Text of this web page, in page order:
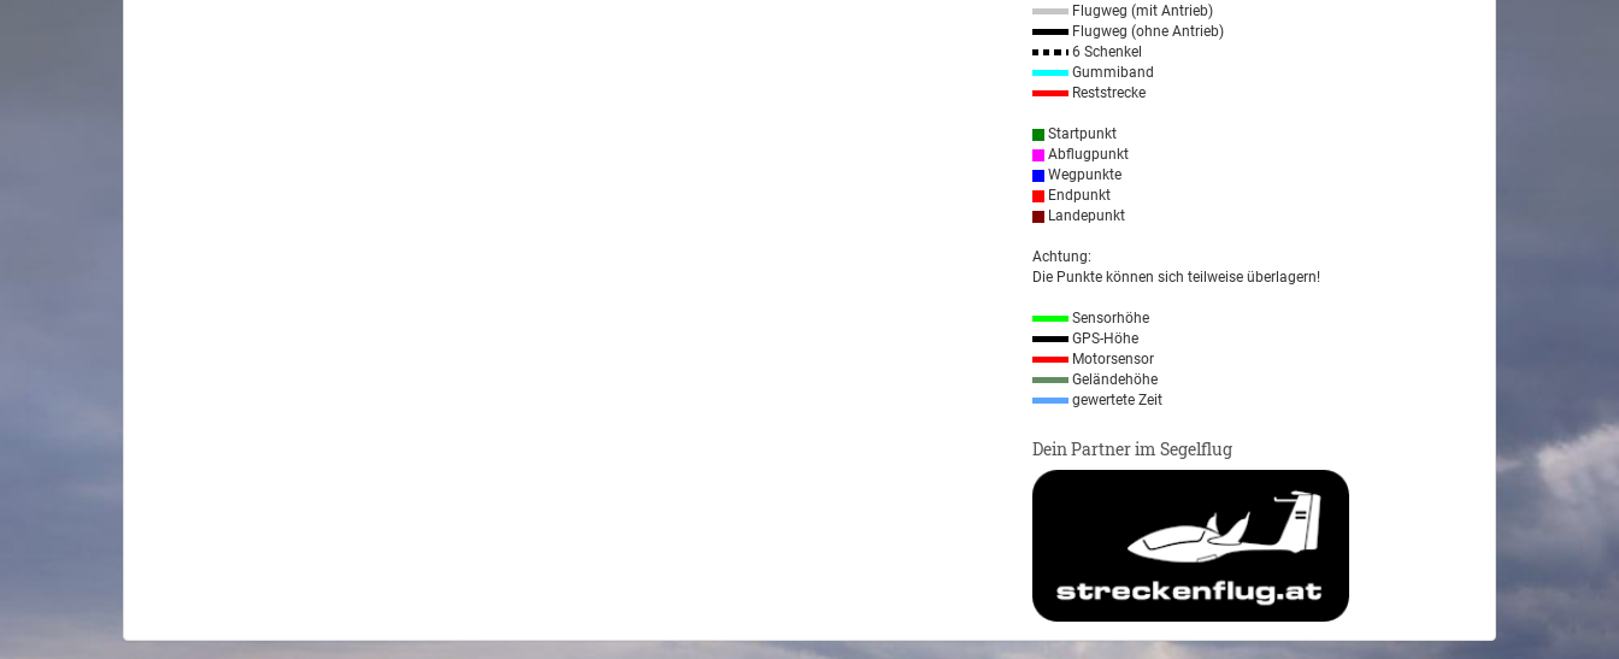
Flugweg (mit Antrieb)
Flugweg (ohne Antrieb)
6 Schenkel
Gummiband
Reststrecke
Startpunkt
Abflugpunkt
Wegpunkte
Endpunkt
Landepunkt
Achtung:
Die Punkte können sich teilweise überlagern!
Sensorhöhe
GPS-Höhe
Motorsensor
Geländehöhe
gewertete Zeit
Dein Partner im Segelflug